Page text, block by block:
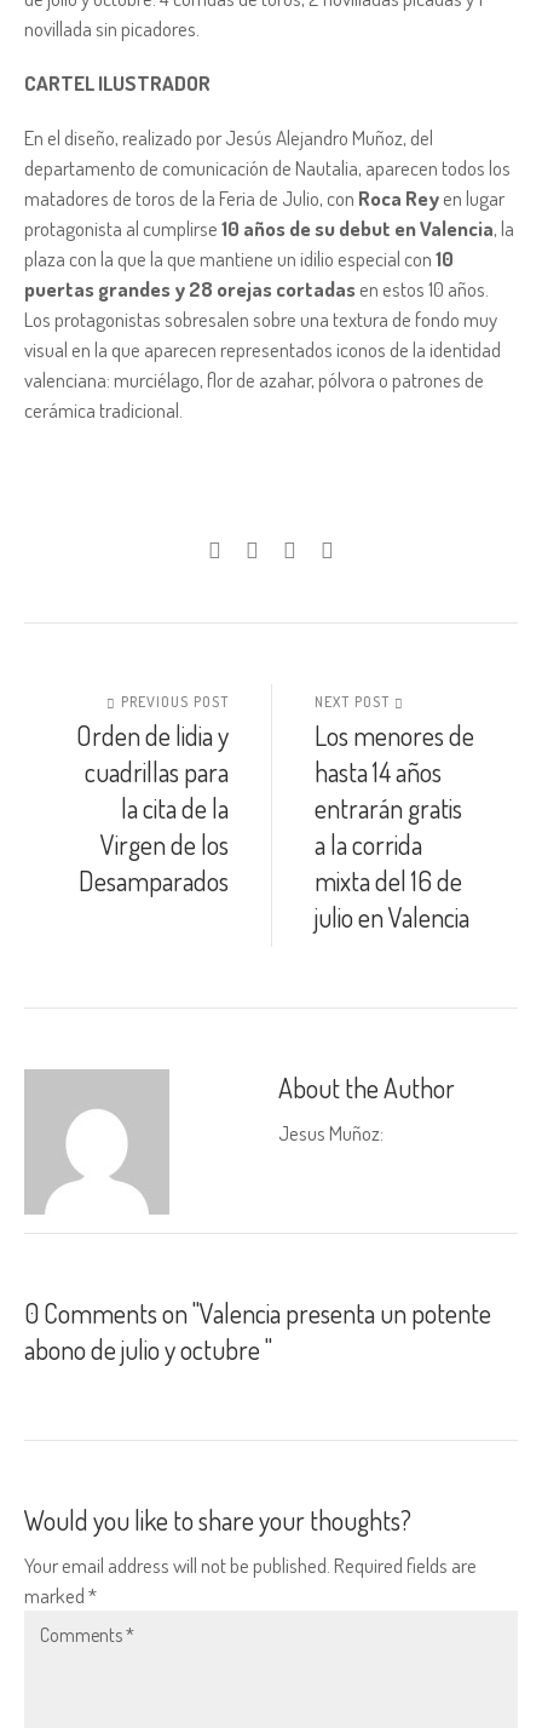
novillada sin picadores.
CARTEL ILUSTRADOR
En el diseño, realizado por Jesús Alejandro Muñoz, del
departamento de comunicación de Nautalia, aparecen todos los
matadores de toros de la Feria de Julio, con Roca Reyen lugar
protagonista al cumplirse10 años de su debut en Valencia, la
plaza con la que la que mantiene un idilio especial con10
puertas grandes y 28 orejas cortadas en estos 10 años.
Los protagonistas sobresalen sobre una textura de fondo muy
visual en la que aparecen representados iconos de la identidad
valenciana: murciélago, flor de azahar, pólvora o patrones de
cerámica tradicional.
PREVIOUS POST
Orden de lidia y
cuadrillas para
la cita de la
Virgen de los
Desamparados
NEXT POST
Los menores de
hasta 14 años
entrarán gratis
a la corrida
mixta del 16 de
julio en Valencia
About the Author
Jesus Muñoz:
0 Comments on "Valencia presenta un potente
abono de julio y octubre "
Would you like to share your thoughts?
Your email address will not be published. Required fields are
marked *